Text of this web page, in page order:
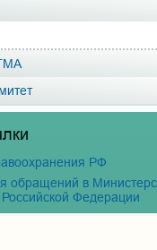
РФ
обращений в
Федерации
и высшего